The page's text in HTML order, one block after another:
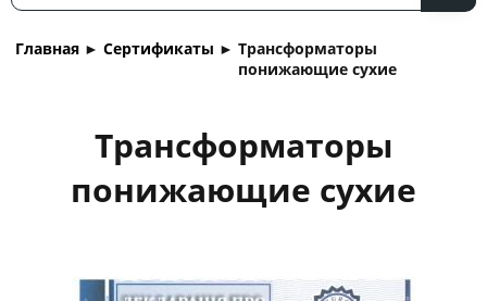
Главная ► Сертификаты ► Трансформаторы
понижающие сухие
Трансформаторы
понижающие сухие